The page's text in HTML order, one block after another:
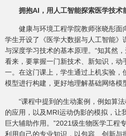
拥抱AI，用人工智能探索医学技术
健康与环境工程学院教师张晓彤面
学生开设了《医学大数据与人工智能》
与深度学习技术的基本原理。“知其然
看来，要掌握一门新技术、新知识，动
一。在这门课上，学生通过上机实验
模型进行构建，更好地理解基础网络模
“课程中提到的生动案例，例如算
的应用，以及MRI运动伪影的模拟，让
巨大辅助作用。”2021级生物医学工程
利用自己的专业知识，以包容、创新与